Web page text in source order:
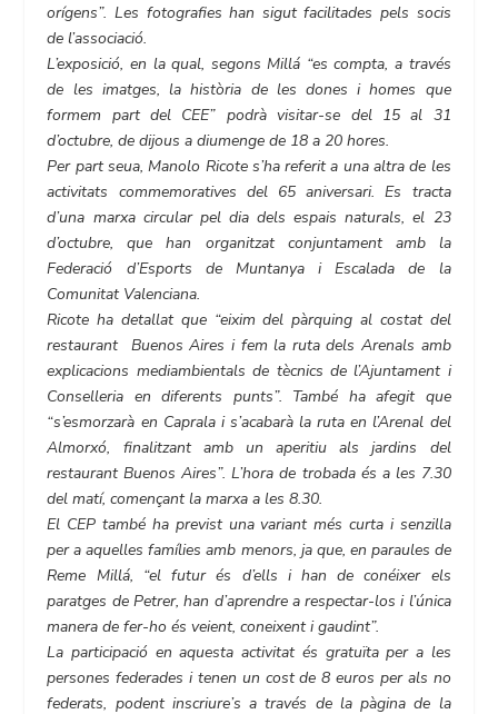
orígens”. Les fotografies han sigut facilitades pels socis
de l’associació.
L’exposició, en la qual, segons Millá “es compta, a través
de les imatges, la història de les dones i homes que
formem part del CEE” podrà visitar-se del 15 al 31
d’octubre, de dijous a diumenge de 18 a 20 hores.
Per part seua, Manolo Ricote s’ha referit a una altra de les
activitats commemoratives del 65 aniversari. Es tracta
d’una marxa circular pel dia dels espais naturals, el 23
d’octubre, que han organitzat conjuntament amb la
Federació d’Esports de Muntanya i Escalada de la
Comunitat Valenciana.
Ricote ha detallat que “eixim del pàrquing al costat del
restaurant Buenos Aires i fem la ruta dels Arenals amb
explicacions mediambientals de tècnics de l’Ajuntament i
Conselleria en diferents punts”. També ha afegit que
“s’esmorzarà en Caprala i s’acabarà la ruta en l’Arenal del
Almorxó, finalitzant amb un aperitiu als jardins del
restaurant Buenos Aires”. L’hora de trobada és a les 7.30
del matí, començant la marxa a les 8.30.
El CEP també ha previst una variant més curta i senzilla
per a aquelles famílies amb menors, ja que, en paraules de
Reme Millá, “el futur és d’ells i han de conéixer els
paratges de Petrer, han d’aprendre a respectar-los i l’única
manera de fer-ho és veient, coneixent i gaudint”.
La participació en aquesta activitat és gratuïta per a les
persones federades i tenen un cost de 8 euros per als no
federats, podent inscriure’s a través de la pàgina de la